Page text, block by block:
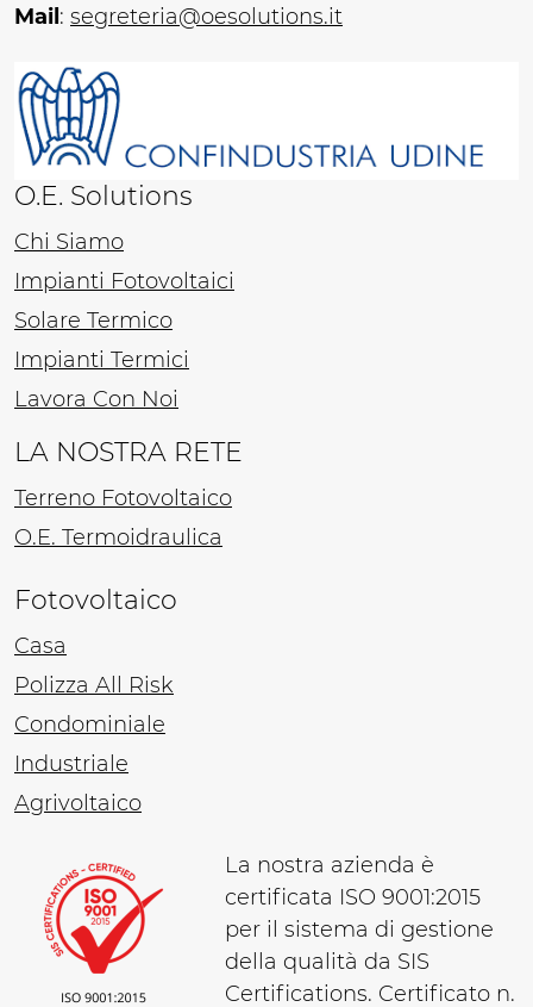
Mail : segreteria@oesolutions.it
O.E. Solutions
Chi Siamo
Impianti Fotovoltaici
Solare Termico
Impianti Termici
Lavora Con Noi
LA NOSTRA RETE
Terreno Fotovoltaico
O.E. Termoidraulica
Fotovoltaico
Casa
Polizza All Risk
Condominiale
Industriale
Agrivoltaico
La nostra azienda è
certificata ISO 9001:2015
per il sistema di gestione
della qualità da SIS
Certifications. Certificato n.